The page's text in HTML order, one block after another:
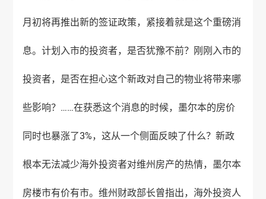
月初将再推出新的签证政策，紧接着就是这个重磅消
息。计划入市的投资者，是否犹豫不前？刚刚入市的
投资者，是否在担心这个新政对自己的物业将带来哪
些影响？……在获悉这个消息的时候，墨尔本的房价
同时也暴涨了3%，这从一个侧面反映了什么？新政
根本无法减少海外投资者对维州房产的热情，墨尔本
房楼市有价有市。维州财政部长曾指出，海外投资人